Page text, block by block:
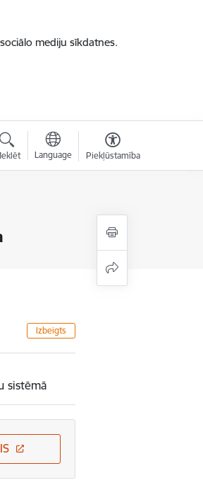
mediju sīkdatnes.
Language Piekļūstamība
Izbeigts
sistēmā